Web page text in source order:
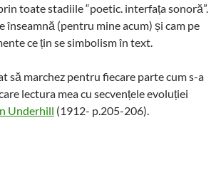
toate stadiile “poetic. interfața sonoră”.
înseamnă (pentru mine acum) și cam pe
ce țin se simbolism în text.
să marchez pentru fiecare parte cum s-a
lectura mea cu secvențele evoluției
Underhill (1912- p.205-206).